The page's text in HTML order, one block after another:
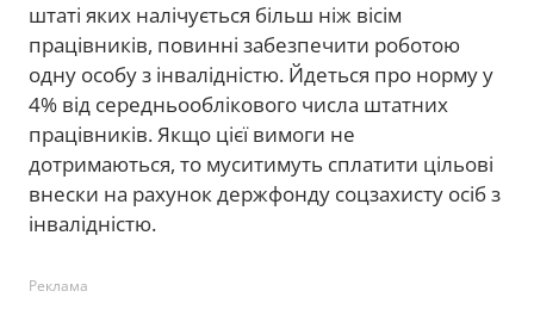
штаті яких налічується більш ніж вісім
працівників, повинні забезпечити роботою
одну особу з інвалідністю. Йдеться про норму у
4% від середньооблікового числа штатних
працівників. Якщо цієї вимоги не
дотримаються, то муситимуть сплатити цільові
внески на рахунок держфонду соцзахисту осіб з
інвалідністю.
Реклама